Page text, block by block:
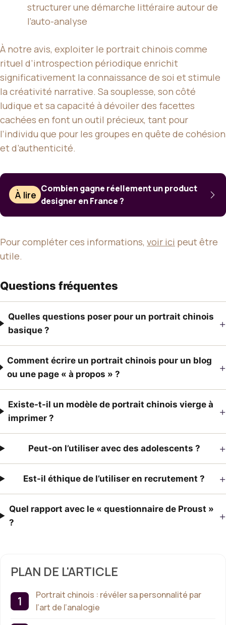
structurer une démarche littéraire autour de
l’auto-analyse
À notre avis, exploiter le portrait chinois comme
rituel d’introspection périodique enrichit
significativement la connaissance de soi et stimule
la créativité narrative. Sa souplesse, son côté
ludique et sa capacité à dévoiler des facettes
cachées en font un outil précieux, tant pour
l’individu que pour les groupes en quête de cohésion
et d’authenticité.
À lire
Combien gagne réellement un product
designer en France ?
Pour compléter ces informations, voir ici peut être
utile.
Questions fréquentes
Quelles questions poser pour un portrait chinois
basique ?
+
Comment écrire un portrait chinois pour un blog
ou une page « à propos » ?
+
Existe-t-il un modèle de portrait chinois vierge à
imprimer ?
+
Peut-on l’utiliser avec des adolescents ? +
Est-il éthique de l’utiliser en recrutement ? +
Quel rapport avec le « questionnaire de Proust »
?
+
PLAN DE L'ARTICLE
Portrait chinois : révéler sa personnalité par
l’art de l’analogie